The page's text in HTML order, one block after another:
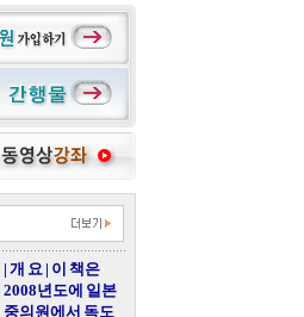
| 개 요 | 이 책은
2008년도에 일본
중의원에서 독도